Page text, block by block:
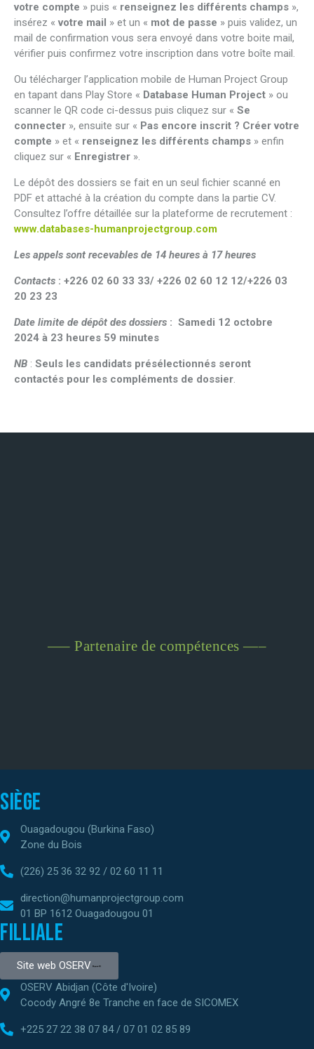
votre compte » puis « renseignez les différents champs »,
insérez « votre mail » et un « mot de passe » puis validez, un
mail de confirmation vous sera envoyé dans votre boite mail,
vérifier puis confirmez votre inscription dans votre boîte mail.
Ou télécharger l’application mobile de Human Project Group
en tapant dans Play Store « Database Human Project » ou
scanner le QR code ci-dessus puis cliquez sur « Se
connecter », ensuite sur « Pas encore inscrit ? Créer votre
compte » et « renseignez les différents champs » enfin
cliquez sur « Enregistrer ».
Le dépôt des dossiers se fait en un seul fichier scanné en
PDF et attaché à la création du compte dans la partie CV.
Consultez l’offre détaillée sur la plateforme de recrutement :
www.databases-humanprojectgroup.com
Les appels sont recevables de 14 heures à 17 heures
Contacts : +226 02 60 33 33/ +226 02 60 12 12/+226 03
20 23 23
Date limite de dépôt des dossiers : Samedi 12 octobre
2024 à 23 heures 59 minutes
NB : Seuls les candidats présélectionnés seront
contactés pour les compléments de dossier.
—– Partenaire de compétences —–
Siège
Ouagadougou (Burkina Faso)
Zone du Bois
(226) 25 36 32 92 / 02 60 11 11
direction@humanprojectgroup.com
01 BP 1612 Ouagadougou 01
Filliale
Site web OSERV
OSERV Abidjan (Côte d'Ivoire)
Cocody Angré 8e Tranche en face de SICOMEX
+225 27 22 38 07 84 / 07 01 02 85 89